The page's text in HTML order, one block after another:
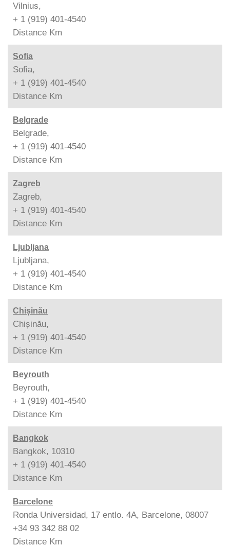
Vilnius,
+ 1 (919) 401-4540
Distance Km
Sofia
Sofia,
+ 1 (919) 401-4540
Distance Km
Belgrade
Belgrade,
+ 1 (919) 401-4540
Distance Km
Zagreb
Zagreb,
+ 1 (919) 401-4540
Distance Km
Ljubljana
Ljubljana,
+ 1 (919) 401-4540
Distance Km
Chișinău
Chișinău,
+ 1 (919) 401-4540
Distance Km
Beyrouth
Beyrouth,
+ 1 (919) 401-4540
Distance Km
Bangkok
Bangkok, 10310
+ 1 (919) 401-4540
Distance Km
Barcelone
Ronda Universidad, 17 entlo. 4A, Barcelone, 08007
+34 93 342 88 02
Distance Km